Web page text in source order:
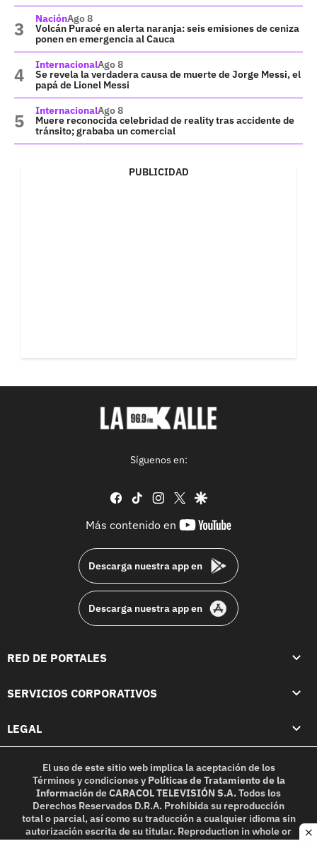
NaciónAgo 8
Volcán Puracé en alerta naranja: seis emisiones de ceniza
ponen en emergencia al Cauca
InternacionalAgo 8
Se revela la verdadera causa de muerte de Jorge Messi, el
papá de Lionel Messi
InternacionalAgo 8
Muere reconocida celebridad de reality tras accidente de
tránsito; grababa un comercial
PUBLICIDAD
Síguenos en:
facebook
tiktok instagram
twittergoogle
Más contenido en
youtube-
Descarga nuestra app en
Descarga nuestra app en
RED DE PORTALES
SERVICIOS CORPORATIVOS
LEGAL
El uso de este sitio web implica la aceptación de los
Términos y condicionesy Políticas de Tratamiento de la
InformacióndeCARACOL TELEVISIÓN S.A.Todos los
Derechos Reservados D.R.A. Prohibida su reproducción
total o parcial, así como su traducción a cualquier idioma sin
autorización escrita de su titular. Reproduction in whole or